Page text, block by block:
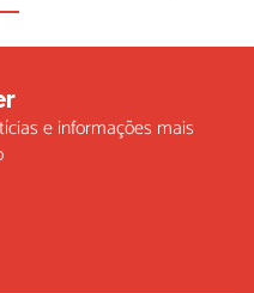
e informações mais